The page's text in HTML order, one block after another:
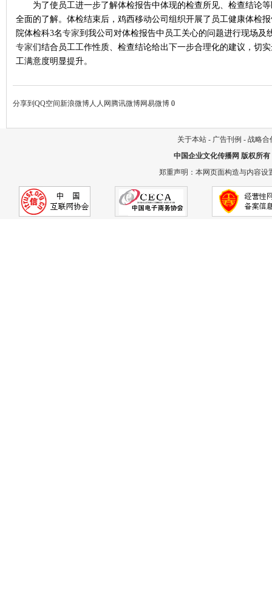
为了使员工进一步了解体检报告中体现的检查所见、检查结论
全面的了解。体检结束后，鸡西移动公司组织开展了员工健康体检
院体检科3名专家到我公司对体检报告中员工关心的问题进行现场及
专家们结合员工工作性质、检查结论给出下一步合理化的建议，切
工满意度明显提升。
分享到 QQ空间新浪微博人人网 腾讯微博网易微博 0
关于本站 - 广告刊例 - 战略合
中国企业文化传播网 版权所有
郑重声明：本网页面构造与内容